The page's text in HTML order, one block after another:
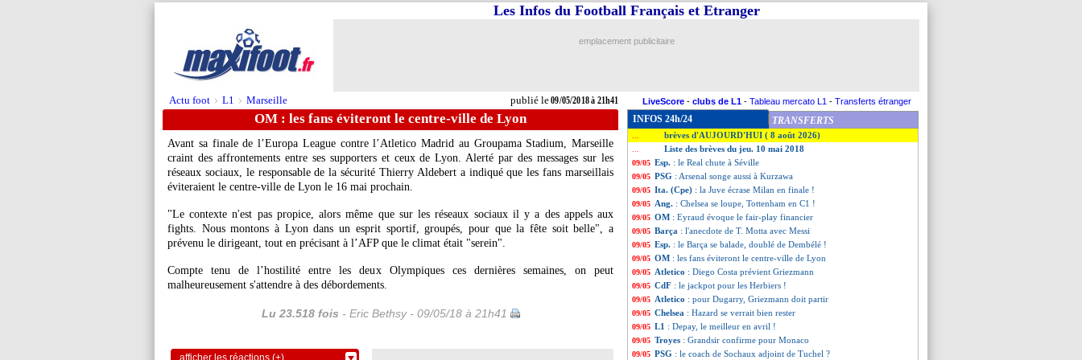
Actu foot > L1 > Marseille publié le09/05/2018 à 21h41
Les Infos du Football Français et Etranger
emplacement publicitaire
LiveScore - clubs de L1 - Tableau mercato L1 - Transferts étranger
OM : les fans éviteront le centre-ville de Lyon
Avant sa finale de l’Europa League contre l’Atletico Madrid au Groupama Stadium, Marseille
craint des affrontements entre ses supporters et ceux de Lyon. Alerté par des messages sur les
réseaux sociaux, le responsable de la sécurité Thierry Aldebert a indiqué que les fans marseillais
éviteraient le centre-ville de Lyon le 16 mai prochain.
"Le contexte n'est pas propice, alors même que sur les réseaux sociaux il y a des appels aux
fights. Nous montons à Lyon dans un esprit sportif, groupés, pour que la fête soit belle", a
prévenu le dirigeant, tout en précisant à l’AFP que le climat était "serein".
Compte tenu de l’hostilité entre les deux Olympiques ces dernières semaines, on peut
malheureusement s'attendre à des débordements.
Lu 23.518 fois - Eric Bethsy - 09/05/18 à 21h41
afficher les réactions (+)
INFOS 24h/24 TRANSFERTS
brèves d'AUJOURD'HUI ( 8 août 2026)
Liste des brèves du jeu. 10 mai 2018
09/05 Esp. : le Real chute à Séville
09/05 PSG : Arsenal songe aussi à Kurzawa
09/05 Ita. (Cpe) : la Juve écrase Milan en finale !
09/05 Ang. : Chelsea se loupe, Tottenham en C1 !
09/05 OM : Eyraud évoque le fair-play financier
09/05 Barça : l'anecdote de T. Motta avec Messi
09/05 Esp. : le Barça se balade, doublé de Dembélé !
09/05 OM : les fans éviteront le centre-ville de Lyon
09/05 Atletico : Diego Costa prévient Griezmann
09/05 CdF : le jackpot pour les Herbiers !
09/05 Atletico : pour Dugarry, Griezmann doit partir
09/05 Chelsea : Hazard se verrait bien rester
09/05 L1 : Depay, le meilleur en avril !
09/05 Troyes : Grandsir confirme pour Monaco
09/05 PSG : le coach de Sochaux adjoint de Tuchel ?